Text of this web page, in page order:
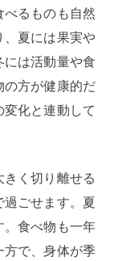
るものも自然
夏には果実や
は活動量や食
方が健康的だ
化と連動して
く切り離せる
ごせます。夏
食べ物も一年
で、身体が季